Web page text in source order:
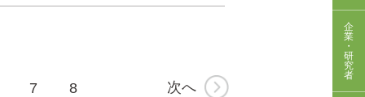
企
業
・
研
究
者
7 8 次へ